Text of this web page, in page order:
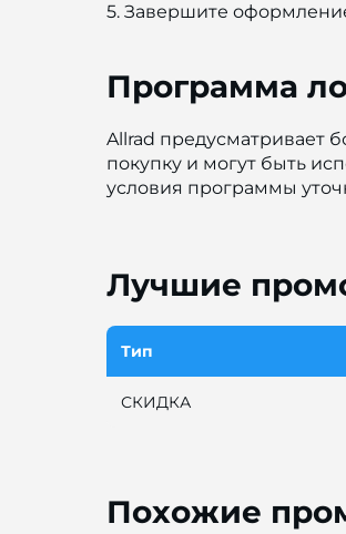
5. Завершите
Программа
Allrad предусматривает
покупку и могут быть
условия программы
Лучшие
Тип
СКИДКА
Похожие